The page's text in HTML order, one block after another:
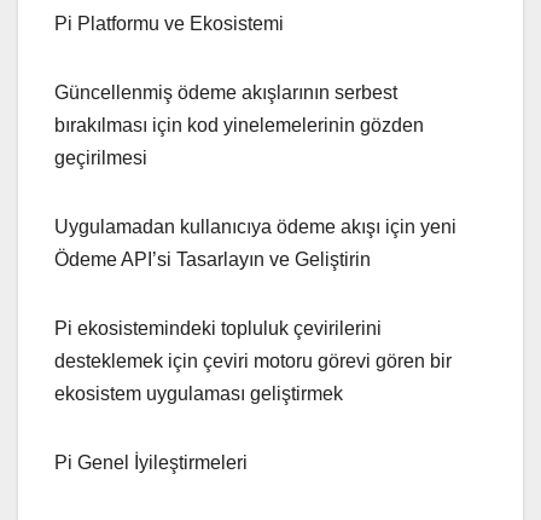
Pi Platformu ve Ekosistemi
Güncellenmiş ödeme akışlarının serbest
bırakılması için kod yinelemelerinin gözden
geçirilmesi
Uygulamadan kullanıcıya ödeme akışı için yeni
Ödeme API’si Tasarlayın ve Geliştirin
Pi ekosistemindeki topluluk çevirilerini
desteklemek için çeviri motoru görevi gören bir
ekosistem uygulaması geliştirmek
Pi Genel İyileştirmeleri